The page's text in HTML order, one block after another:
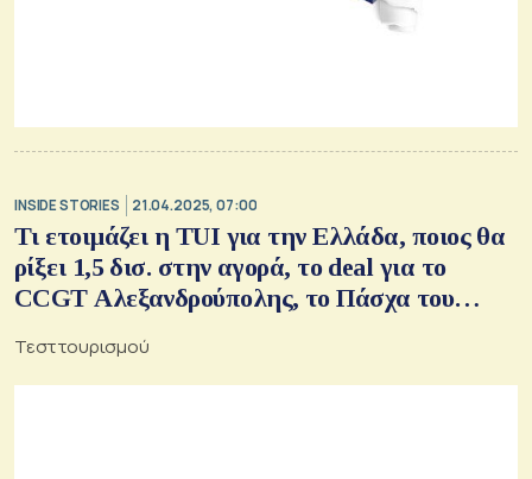
INSIDE STORIES 21.04.2025, 07:00
Τι ετοιμάζει η TUI για την Ελλάδα, ποιος θα
ρίξει 1,5 δισ. στην αγορά, το deal για το
CCGT Αλεξανδρούπολης, το Πάσχα του
Τεστ τουρισμού